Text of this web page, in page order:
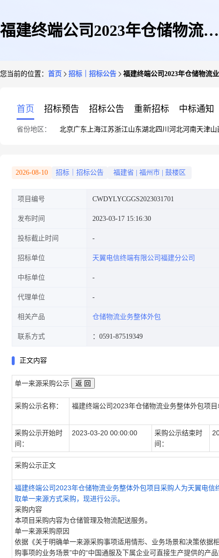
福建终端公司2023年仓储物流业
您当前的位置： 首页 招标｜招标公告 福建终端公司2023年仓储物流
首页 招标预告 招标公告 重新招标 中标通知
省份地区： 北京广东 上海江苏浙江山东湖北四川 河北河南天津山
2026-08-10 招标｜招标公告 福建省 福州市 鼓楼区
项目编号 CWDYLYCGGS2023031701
发布时间 2023-03-17 15:16:30
投标截止时间
招标单位 天翼电信终端有限公司福建分公司
中标单位
代理单位
相关产品 仓储物流业务整体外包
联系方式 ：0591-87519349
正文内容
单一来源采购公示
采购公示名称： 福建终端公司2023年仓储物流业务整体外包项
采购公示开始时
间：
2023-03-20 00:00:00
采购公示结束时
间：
采购公示正文
福建终端公司2023年仓储物流业务整体外包项目采购人为天翼电
取单一来源方式采购，现进行公示。
采购内容
本项目采购内容为仓储管理及物流配送服务。
单一来源采购原因
依据《关于明确单一来源采购事项适用情形、业务场景和决策依据
购事项的业务场景”中的“中国通服及下属企业可直接生产提供的产